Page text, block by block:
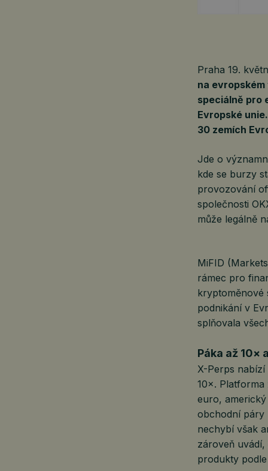
Praha 19.
na
speciálně pro
Evropské
30 zemích
Jde o
kde se burzy
provozování
společnosti
může legálně
MiFID
rámec pro
kryptoměnové
podnikání v
splňovala
Páka až 10×
X-Perps
10×.
euro,
obchodní páry
nechybí však
zároveň
produkty